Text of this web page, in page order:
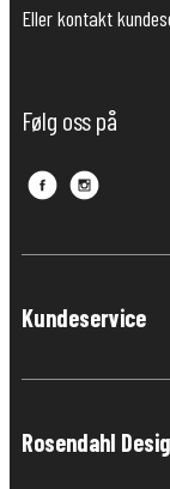
Eller kontakt
Følg oss på
Kundeservice
Rosendahl